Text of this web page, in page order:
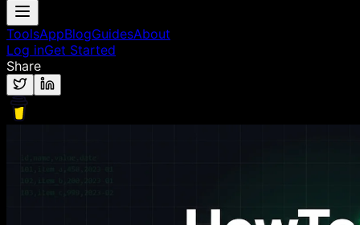
ToolsAppBlogGuidesAbout
Log inGet Started
Share